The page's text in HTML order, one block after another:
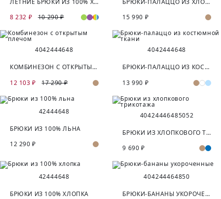
ЛЕТНИЕ БРЮКИ ИЗ 100% ХЛОПКА НА ЭЛАСТИЧНОМ ПОЯСЕ
8 232 ₽
10 290 ₽
БРЮКИ-ПАЛАЦЦО ИЗ ХЛОПКА И ЛЬНА
15 990 ₽
4042444648
КОМБИНЕЗОН С ОТКРЫТЫМ ПЛЕЧОМ
12 103 ₽
17 290 ₽
4042444648
БРЮКИ-ПАЛАЦЦО ИЗ КОСТЮМНОЙ ТКАНИ
13 990 ₽
42444648
БРЮКИ ИЗ 100% ЛЬНА
12 290 ₽
40424446485052
БРЮКИ ИЗ ХЛОПКОВОГО ТРИКОТАЖА
9 690 ₽
42444648
БРЮКИ ИЗ 100% ХЛОПКА
404244464850
БРЮКИ-БАНАНЫ УКОРОЧЕННЫЕ